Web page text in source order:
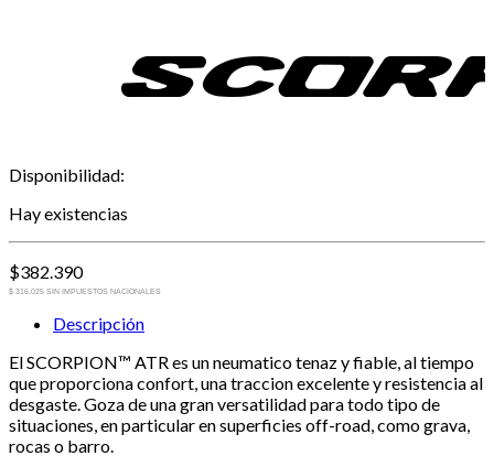
Disponibilidad:
Hay existencias
$382.390
$ 316.025 SIN IMPUESTOS NACIONALES
Descripción
El SCORPION™ ATR es un neumatico tenaz y fiable, al tiempo
que proporciona confort, una traccion excelente y resistencia al
desgaste. Goza de una gran versatilidad para todo tipo de
situaciones, en particular en superficies off-road, como grava,
rocas o barro.